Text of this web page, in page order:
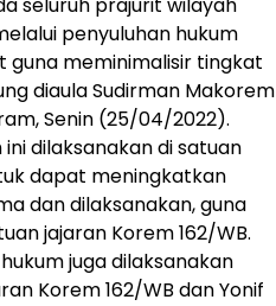
seluruh prajurit wilayah
penyuluhan hukum
guna meminimalisir tingkat
diaula Sudirman Makorem
Senin (25/04/2022).
dilaksanakan di satuan
dapat meningkatkan
dan dilaksanakan, guna
jajaran Korem 162/WB.
juga dilaksanakan
Korem 162/WB dan Yonif